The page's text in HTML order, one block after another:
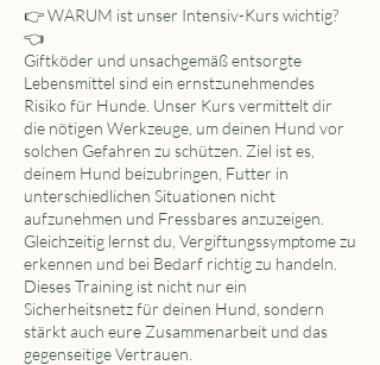
t
👉 WARUM ist unser Intensiv-Kurs wichtig?
👈
Giftköder und unsachgemäß entsorgte
Lebensmittel sind ein ernstzunehmendes
Risiko für Hunde. Unser Kurs vermittelt dir
die nötigen Werkzeuge, um deinen Hund vor
solchen Gefahren zu schützen. Ziel ist es,
deinem Hund beizubringen, Futter in
unterschiedlichen Situationen nicht
aufzunehmen und Fressbares anzuzeigen.
Gleichzeitig lernst du, Vergiftungssymptome zu
erkennen und bei Bedarf richtig zu handeln.
Dieses Training ist nicht nur ein
Sicherheitsnetz für deinen Hund, sondern
stärkt auch eure Zusammenarbeit und das
gegenseitige Vertrauen.